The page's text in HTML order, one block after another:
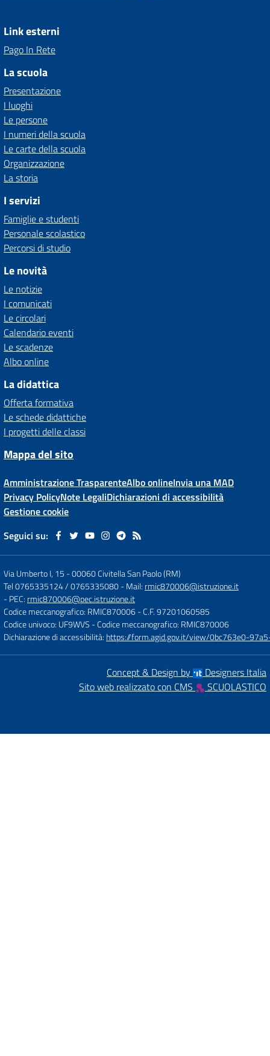
Link esterni
Pago In Rete
La scuola
Presentazione
I luoghi
Le persone
I numeri della scuola
Le carte della scuola
Organizzazione
La storia
I servizi
Famiglie e studenti
Personale scolastico
Percorsi di studio
Le novità
Le notizie
I comunicati
Le circolari
Calendario eventi
Le scadenze
Albo online
La didattica
Offerta formativa
Le schede didattiche
I progetti delle classi
Mappa del sito
Amministrazione TrasparenteAlbo onlineInvia una MAD
Privacy PolicyNote LegaliDichiarazioni di accessibilità
Gestione cookie
Seguici su:
Via Umberto I, 15 -00060 Civitella San Paolo (RM)
Tel 0765335124 / 0765335080- Mail: rmic870006@istruzione.it
- PEC: rmic870006@pec.istruzione.it
Codice meccanografico: RMIC870006- C.F. 97201060585
Codice univoco: UF9WVS - Codice meccanografico: RMIC870006
Dichiarazione di accessibilità: https://form.agid.gov.it/view/0bc763e0-
Concept & Design by
Designers Italia
Sito web realizzato con CMS
SCUOLASTICO